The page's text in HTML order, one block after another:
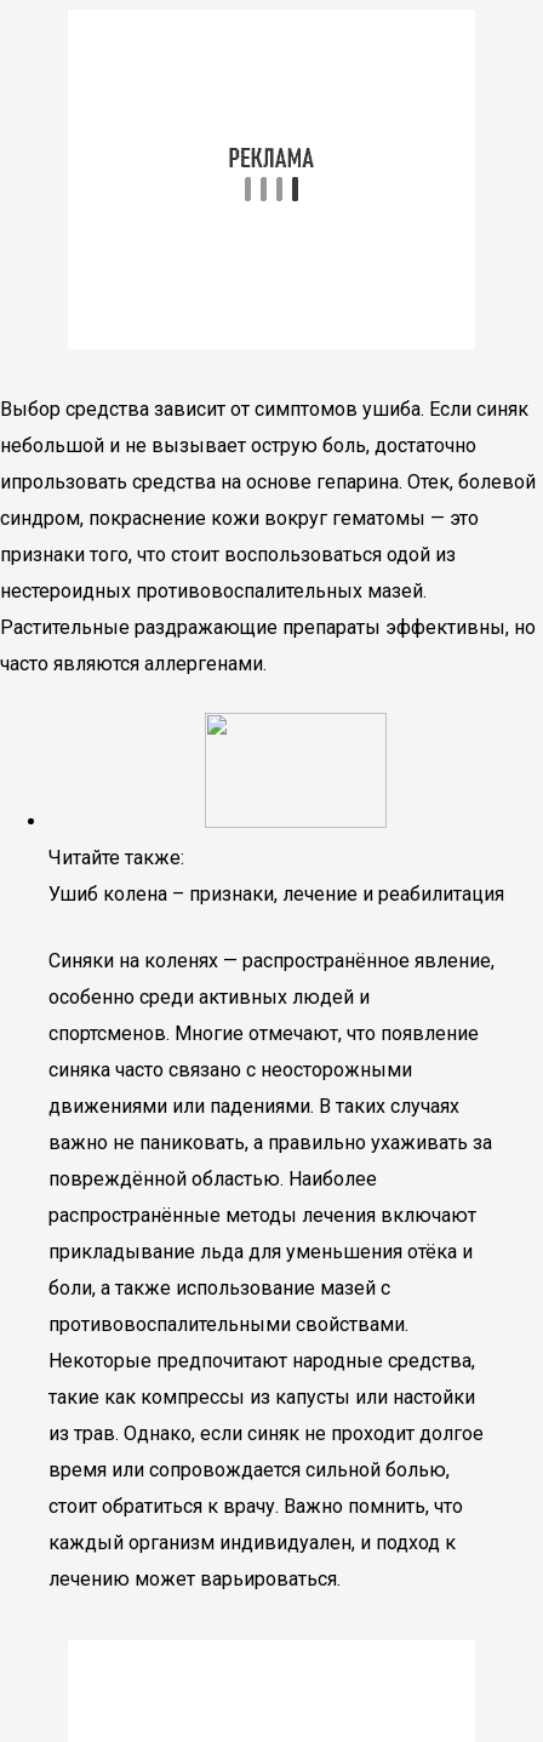
Выбор средства зависит от симптомов ушиба. Если синяк
небольшой и не вызывает острую боль, достаточно
ипрользовать средства на основе гепарина. Отек, болевой
синдром, покраснение кожи вокруг гематомы — это
признаки того, что стоит воспользоваться одой из
нестероидных противовоспалительных мазей.
Растительные раздражающие препараты эффективны, но
часто являются аллергенами.
Читайте также:
Ушиб колена – признаки, лечение и реабилитация
Синяки на коленях — распространённое явление,
особенно среди активных людей и
спортсменов. Многие отмечают, что появление
синяка часто связано с неосторожными
движениями или падениями. В таких случаях
важно не паниковать, а правильно ухаживать за
повреждённой областью. Наиболее
распространённые методы лечения включают
прикладывание льда для уменьшения отёка и
боли, а также использование мазей с
противовоспалительными свойствами.
Некоторые предпочитают народные средства,
такие как компрессы из капусты или настойки
из трав. Однако, если синяк не проходит долгое
время или сопровождается сильной болью,
стоит обратиться к врачу. Важно помнить, что
каждый организм индивидуален, и подход к
лечению может варьироваться.